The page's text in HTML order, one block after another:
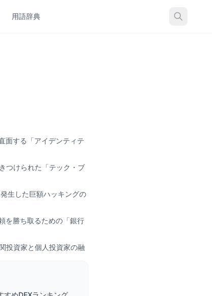
用語辞典
面する「アイデンティテ
つけられた「テック・ブ
生した巨額ハッキングの
を勝ち取るための「銀行
投資家と個人投資家の融